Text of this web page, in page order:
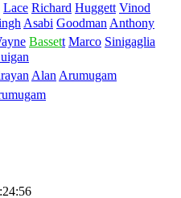
Lace Richard Huggett Vinod
Asabi GoodmanAnthony
Bassett Marco Sinigaglia
AlanArumugam